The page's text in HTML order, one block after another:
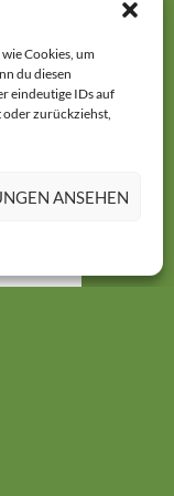
Cookies, um
du diesen
eindeutige IDs auf
oder zurückziehst,
ANSEHEN